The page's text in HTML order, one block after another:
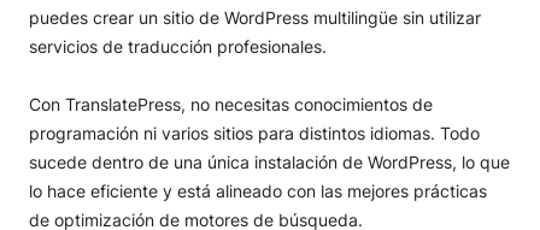
puedes crear un sitio de WordPress multilingüe sin utilizar
servicios de traducción profesionales.
Con TranslatePress, no necesitas conocimientos de
programación ni varios sitios para distintos idiomas. Todo
sucede dentro de una única instalación de WordPress, lo que
lo hace eficiente y está alineado con las mejores prácticas
de optimización de motores de búsqueda.